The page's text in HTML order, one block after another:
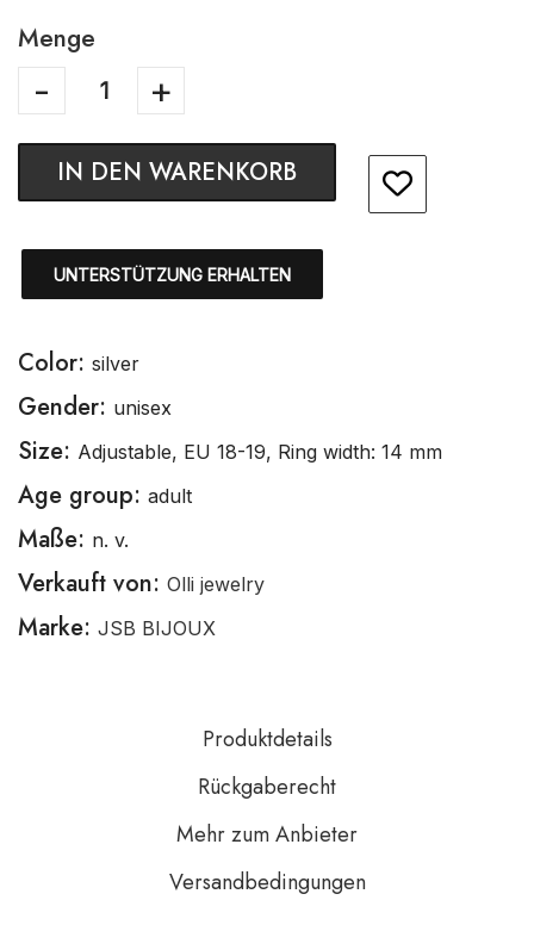
Menge
IN DEN WARENKORB
UNTERSTÜTZUNG ERHALTEN
Color: silver
Gender: unisex
Size: Adjustable, EU 18-19, Ring width: 14 mm
Age group: adult
Maße: n. v.
Verkauft von: Olli jewelry
Marke: JSB BIJOUX
Produktdetails
Rückgaberecht
Mehr zum Anbieter
Versandbedingungen